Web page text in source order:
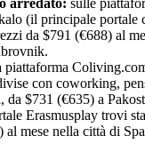
(il principale portale
da $791 (€688) al
piattaforma
con coworking,
da $731 (€635) a
Erasmusplay trovi
al mese nella città di